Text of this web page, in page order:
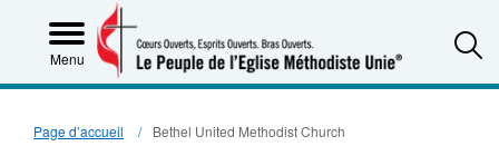
Menu
Page d’accueil Bethel United Methodist Church